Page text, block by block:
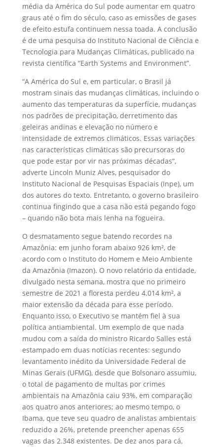
média da América do Sul pode aumentar em quatro
graus até o fim do século, caso as emissões de gases
de efeito estufa continuem nessa toada. A conclusão
é de uma pesquisa do Instituto Nacional de Ciência e
Tecnologia para Mudanças Climáticas, publicado na
revista científica “Earth Systems and Environment”.
“A América do Sul e, em particular, o Brasil já
mostram sinais das mudanças climáticas, incluindo o
aumento das temperaturas da superfície, mudanças
nos padrões de precipitação, derretimento das
geleiras andinas e elevação no número e
intensidade de extremos climáticos. Essas variações
nas características climáticas são precursoras do
que pode estar por vir nas próximas décadas”,
adverte Lincoln Muniz Alves, pesquisador do
Instituto Nacional de Pesquisas Espaciais (Inpe), um
dos autores do texto. Entretanto, o governo brasileiro
continua fingindo que a casa não está pegando fogo
– quando não bota mais lenha na fogueira.
O desmatamento segue batendo recordes na
Amazônia: em junho foram abaixo 926 km², de
acordo com o Instituto do Homem e Meio Ambiente
da Amazônia (Imazon). O novo relatório da entidade,
divulgado nesta semana, mostra que no primeiro
semestre de 2021 a floresta perdeu 4.014 km², a
maior extensão da década para esse período.
Enquanto isso, o Executivo se mantém fiel à sua
política antiambiental. Um exemplo de que nada
mudou com a saída do ministro Ricardo Salles está
estampado em duas notícias recentes: segundo
levantamento inédito da Universidade Federal de
Minas Gerais (UFMG), desde que Bolsonaro assumiu,
o total de pagamento de multas por crimes
ambientais na Amazônia caiu 93%, em comparação
aos quatro anos anteriores; ao mesmo tempo, o
Ibama, que teve seu quadro de analistas ambientais
reduzido a 26%, pretende preencher apenas 655
vagas das 2.348 existentes. De dez anos para cá,